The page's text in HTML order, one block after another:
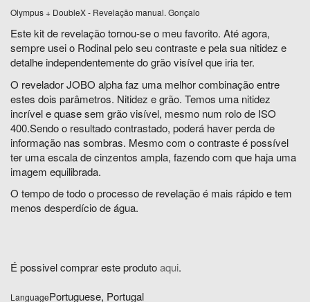
Olympus + DoubleX - Revelação manual. Gonçalo
Este kit de revelação tornou-se o meu favorito. Até agora,
sempre usei o Rodinal pelo seu contraste e pela sua nitidez e
detalhe independentemente do grão visível que iria ter.
O revelador JOBO alpha faz uma melhor combinação entre
estes dois parâmetros. Nitidez e grão. Temos uma nitidez
incrível e quase sem grão visível, mesmo num rolo de ISO
400.Sendo o resultado contrastado, poderá haver perda de
informação nas sombras. Mesmo com o contraste é possível
ter uma escala de cinzentos ampla, fazendo com que haja uma
imagem equilibrada.
O tempo de todo o processo de revelação é mais rápido e tem
menos desperdício de água.
É possivel comprar este produtoaqui.
LanguagePortuguese, Portugal